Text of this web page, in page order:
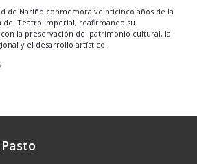
de Nariño conmemora veinticinco años de la
del Teatro Imperial, reafirmando su
la preservación del patrimonio cultural, la
y el desarrollo artístico.